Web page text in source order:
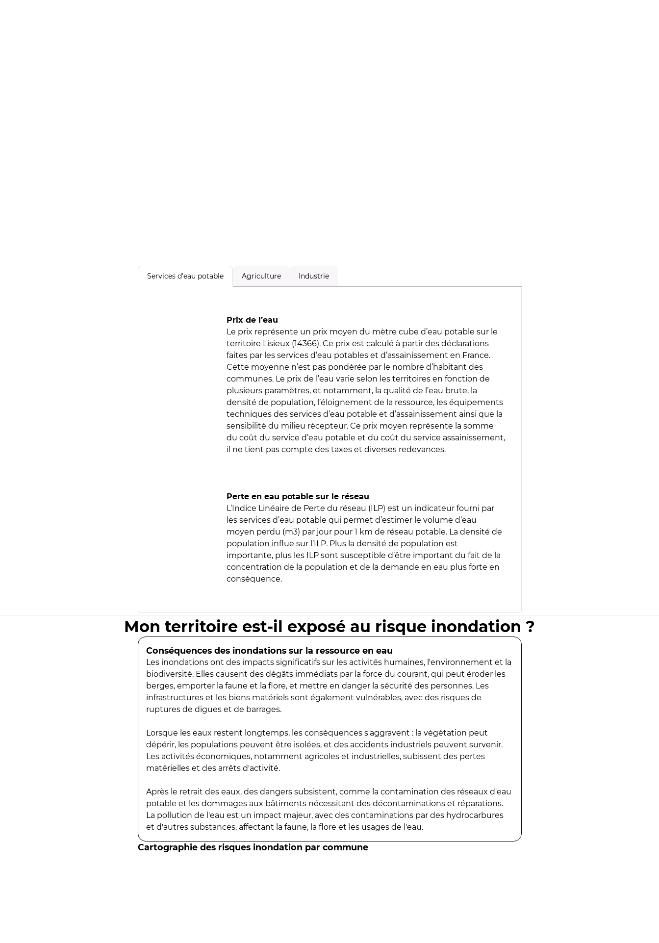
Services d'eau potable Agriculture Industrie
Prix de l’eau
Le prix représente un prix moyen du mètre cube d’eau potable sur le
territoire Lisieux (14366). Ce prix est calculé à partir des déclarations
faites par les services d’eau potables et d’assainissement en France.
Cette moyenne n’est pas pondérée par le nombre d’habitant des
communes. Le prix de l’eau varie selon les territoires en fonction de
plusieurs paramètres, et notamment, la qualité de l’eau brute, la
densité de population, l’éloignement de la ressource, les équipements
techniques des services d’eau potable et d’assainissement ainsi que la
sensibilité du milieu récepteur. Ce prix moyen représente la somme
du coût du service d’eau potable et du coût du service assainissement,
il ne tient pas compte des taxes et diverses redevances.
Perte en eau potable sur le réseau
L’Indice Linéaire de Perte du réseau (ILP) est un indicateur fourni par
les services d’eau potable qui permet d’estimer le volume d’eau
moyen perdu (m3) par jour pour 1 km de réseau potable. La densité de
population influe sur l’ILP. Plus la densité de population est
importante, plus les ILP sont susceptible d’être important du fait de la
concentration de la population et de la demande en eau plus forte en
conséquence.
Mon territoire est-il exposé au risque inondation ?
Conséquences des inondations sur la ressource en eau
Les inondations ont des impacts significatifs sur les activités humaines, l'environnement et la
biodiversité. Elles causent des dégâts immédiats par la force du courant, qui peut éroder les
berges, emporter la faune et la flore, et mettre en danger la sécurité des personnes. Les
infrastructures et les biens matériels sont également vulnérables, avec des risques de
ruptures de digues et de barrages.
Lorsque les eaux restent longtemps, les conséquences s'aggravent : la végétation peut
dépérir, les populations peuvent être isolées, et des accidents industriels peuvent survenir.
Les activités économiques, notamment agricoles et industrielles, subissent des pertes
matérielles et des arrêts d'activité.
Après le retrait des eaux, des dangers subsistent, comme la contamination des réseaux d'eau
potable et les dommages aux bâtiments nécessitant des décontaminations et réparations.
La pollution de l'eau est un impact majeur, avec des contaminations par des hydrocarbures
et d'autres substances, affectant la faune, la flore et les usages de l'eau.
Cartographie des risques inondation par commune